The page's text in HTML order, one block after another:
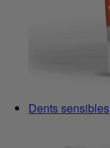
Dents sensibles